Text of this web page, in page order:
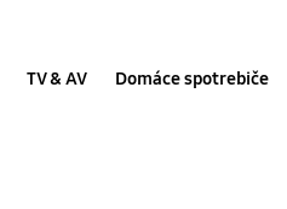
TV & AV Domáce spotrebiče